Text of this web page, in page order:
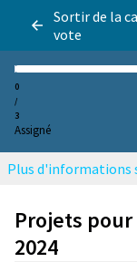
Sortir de la
vote
0
/
3
Assigné
Plus d'informations
Projets
2024